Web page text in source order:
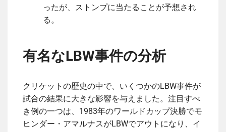
ったが、ストンプに当たることが予想され
る。
有名なLBW事件の分析
クリケットの歴史の中で、いくつかのLBW事件が
試合の結果に大きな影響を与えました。注目すべ
き例の一つは、1983年のワールドカップ決勝でモ
ヒンダー・アマルナスがLBWでアウトになり、イ